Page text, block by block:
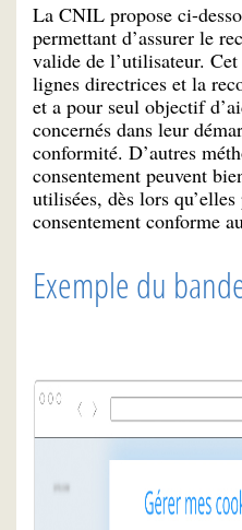
La CNIL propose ci-
permettant d’assurer le
valide de l’utilisateur. Cet
lignes directrices et la
et a pour seul objectif
concernés dans leur
conformité. D’autres
consentement peuvent
utilisées, dès lors
consentement conforme
Exemple du